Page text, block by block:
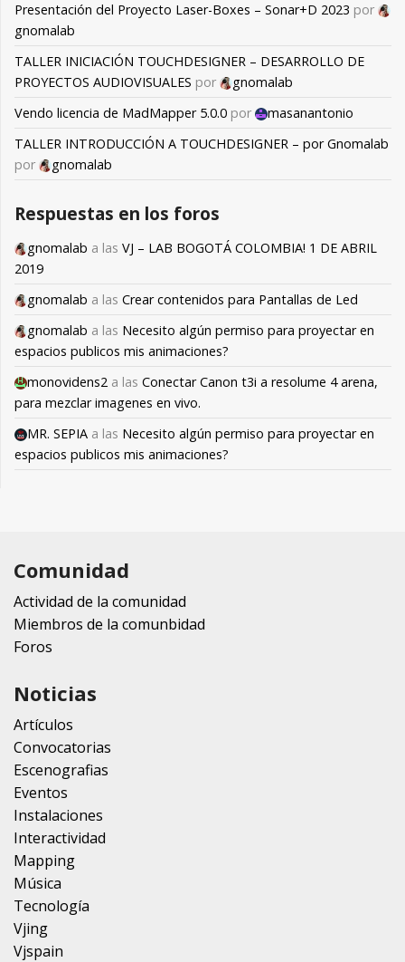
Presentación del Proyecto Laser-Boxes – Sonar+D 2023 por
gnomalab
TALLER INICIACIÓN TOUCHDESIGNER – DESARROLLO DE
PROYECTOS AUDIOVISUALES por
gnomalab
Vendo licencia de MadMapper 5.0.0 por
masanantonio
TALLER INTRODUCCIÓN A TOUCHDESIGNER – por Gnomalab
por
gnomalab
Respuestas en los foros
gnomalab a las VJ – LAB BOGOTÁ COLOMBIA! 1 DE ABRIL
2019
gnomalab a las Crear contenidos para Pantallas de Led
gnomalab a las Necesito algún permiso para proyectar en
espacios publicos mis animaciones?
monovidens2 a las Conectar Canon t3i a resolume 4 arena,
para mezclar imagenes en vivo.
MR. SEPIA a las Necesito algún permiso para proyectar en
espacios publicos mis animaciones?
Comunidad
Actividad de la comunidad
Miembros de la comunbidad
Foros
Noticias
Artículos
Convocatorias
Escenografias
Eventos
Instalaciones
Interactividad
Mapping
Música
Tecnología
Vjing
Vjspain